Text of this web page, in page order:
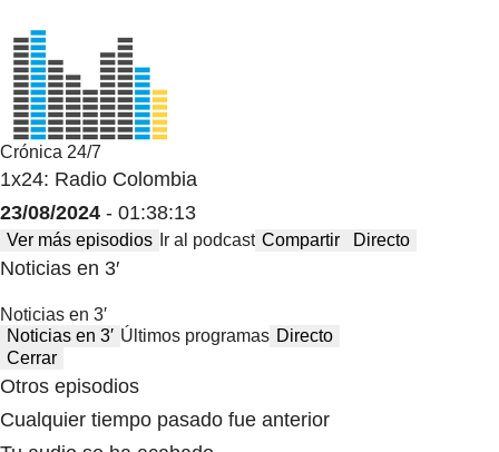
Crónica 24/7
1x24: Radio Colombia
23/08/2024 - 01:38:13
Ver más episodios Ir al podcast Compartir Directo
Noticias en 3′
Noticias en 3′
Noticias en 3′ Últimos programas Directo
Cerrar
Otros episodios
Cualquier tiempo pasado fue anterior